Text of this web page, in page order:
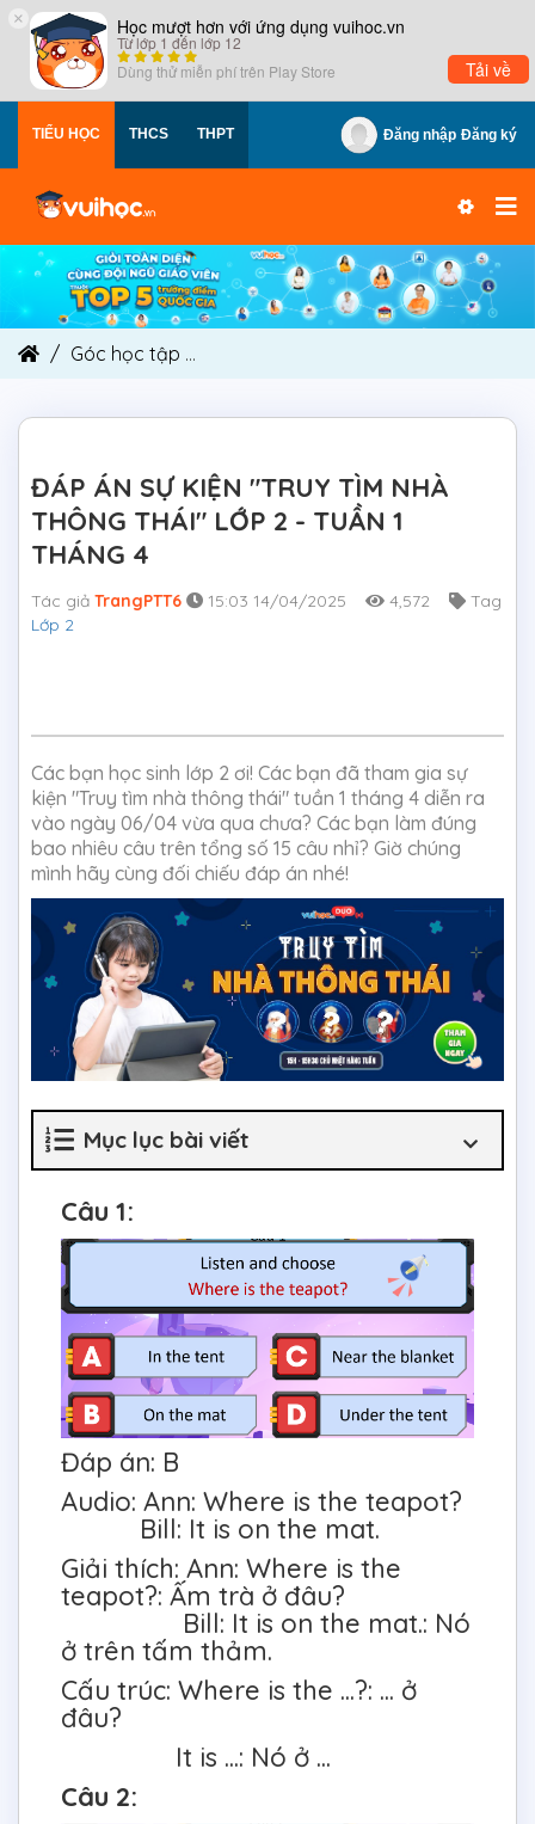
× Học mượt hơn với ứng dụng vuihoc.vn
Từ lớp 1 đến lớp 12
Dùng thử miễn phí trên Play Store Tải về
TIỂU HỌC THCS THPT Đăng nhập Đăng ký
Góc học tập
ĐÁP ÁN SỰ KIỆN "TRUY TÌM NHÀ
THÔNG THÁI" LỚP 2 - TUẦN 1
THÁNG 4
Tác giả TrangPTT6 15:03 14/04/2025 4,572
Tag
Lớp 2
Các bạn học sinh lớp 2 ơi! Các bạn đã tham gia sự
kiện "Truy tìm nhà thông thái" tuần 1 tháng 4 diễn ra
vào ngày 06/04 vừa qua chưa? Các bạn làm đúng
bao nhiêu câu trên tổng số 15 câu nhỉ? Giờ chúng
mình hãy cùng đối chiếu đáp án nhé!
Mục lục bài viết
Câu 1:
Đáp án: B
Audio: Ann: Where is the teapot?
Bill: It is on the mat.
Giải thích: Ann: Where is the
teapot?: Ấm trà ở đâu?
Bill: It is on the mat.: Nó
ở trên tấm thảm.
Cấu trúc: Where is the ...?: ... ở
đâu?
It is ...: Nó ở ...
Câu 2: